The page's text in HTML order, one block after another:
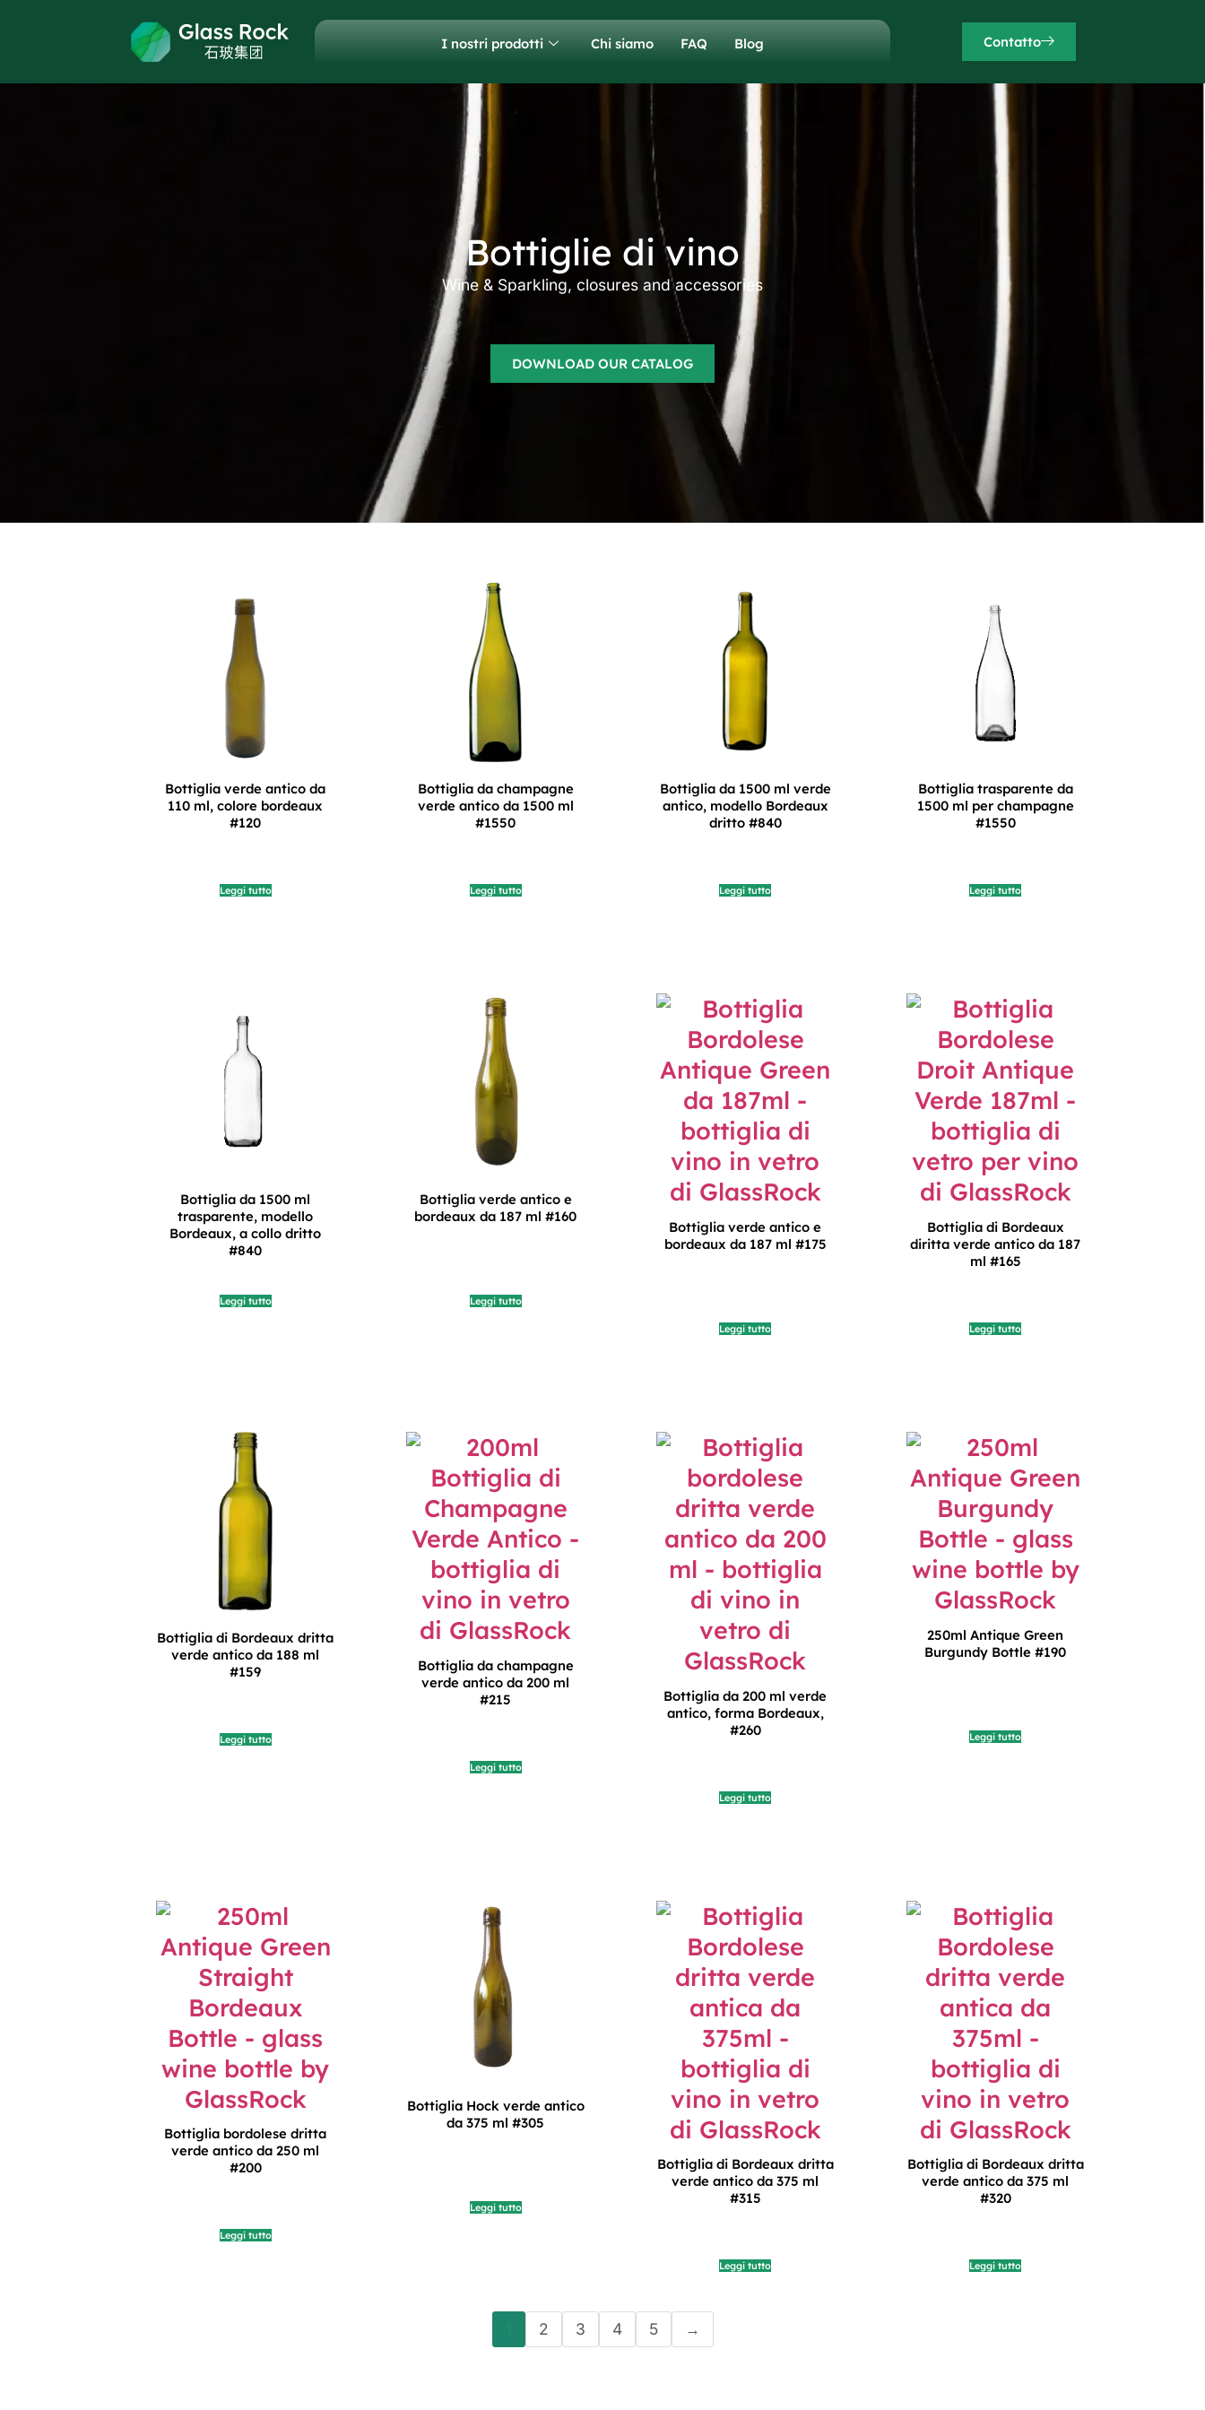
I nostri prodotti Chi siamo FAQ Blog Contatto
Bottiglie di vino
Wine & Sparkling, closures and accessories
DOWNLOAD OUR CATALOG
Bottiglia verde antico da
110 ml, colore bordeaux
#120
Leggi tutto
Bottiglia da champagne
verde antico da 1500 ml
#1550
Leggi tutto
Bottiglia da 1500 ml verde
antico, modello Bordeaux
dritto #840
Leggi tutto
Bottiglia trasparente da
1500 ml per champagne
#1550
Leggi tutto
Bottiglia da 1500 ml
trasparente, modello
Bordeaux, a collo dritto
#840
Leggi tutto
Bottiglia verde antico e
bordeaux da 187 ml #160
Leggi tutto
Bottiglia verde antico e
bordeaux da 187 ml #175
Leggi tutto
Bottiglia di Bordeaux
diritta verde antico da 187
ml #165
Leggi tutto
Bottiglia di Bordeaux dritta
verde antico da 188 ml
#159
Leggi tutto
Bottiglia da champagne
verde antico da 200 ml
#215
Leggi tutto
Bottiglia da 200 ml verde
antico, forma Bordeaux,
#260
Leggi tutto
250ml Antique Green
Burgundy Bottle #190
Leggi tutto
Bottiglia bordolese dritta
verde antico da 250 ml
#200
Leggi tutto
Bottiglia Hock verde antico
da 375 ml #305
Leggi tutto
Bottiglia di Bordeaux dritta
verde antico da 375 ml
#315
Leggi tutto
Bottiglia di Bordeaux dritta
verde antico da 375 ml
#320
Leggi tutto
2 3 4 5 →